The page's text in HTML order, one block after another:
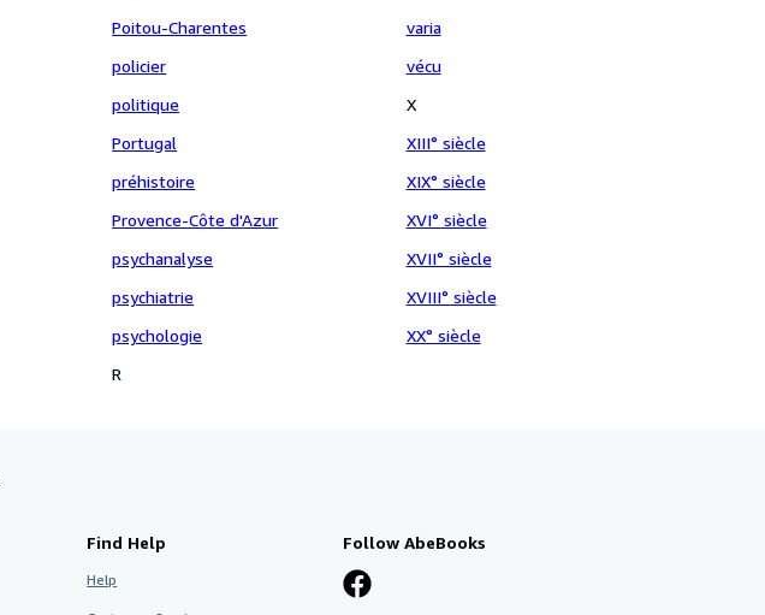
Poitou-Charentes
policier
politique
Portugal
préhistoire
Provence-Côte d'Azur
psychanalyse
psychiatrie
psychologie
R
varia
vécu
X
XIII° siècle
XIX° siècle
XVI° siècle
XVII° siècle
XVIII° siècle
XX° siècle
Find Help
Help
Follow AbeBooks